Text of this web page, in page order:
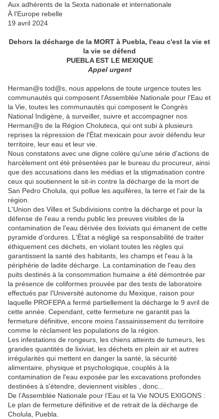
Aux adhérents de la Sexta nationale et internationale
À l'Europe rebelle
19 avril 2024
Dehors la décharge de la MORT à Puebla, l'eau c'est la vie et
la vie se défend
PUEBLA EST LE MEXIQUE
Appel urgent
Herman@s tod@s, nous appelons de toute urgence toutes les
communautés qui composent l'Assemblée Nationale pour l'Eau et
la Vie, toutes les communautés qui composent le Congrès
National Indigène, à surveiller, suivre et accompagner nos
Herman@s de la Région Choluteca, qui ont subi à plusieurs
reprises la répression de l'État mexicain pour avoir défendu leur
territoire, leur eau et leur vie.
Nous constatons avec une digne colère qu'une série d'actions de
harcèlement ont été présentées par le bureau du procureur, ainsi
que des accusations dans les médias et la stigmatisation contre
ceux qui soutiennent le sit-in contre la décharge de la mort de
San Pedro Cholula, qui pollue les aquifères, la terre et l'air de la
région.
L'Union des Villes et Subdivisions contre la décharge et pour la
défense de l'eau a rendu public les preuves visibles de la
contamination de l'eau dérivée des lixiviats qui émanent de cette
pyramide d'ordures. L'État a négligé sa responsabilité de traiter
éthiquement ces déchets, en violant toutes les règles qui
garantissent la santé des habitants, les champs et l'eau à la
périphérie de ladite décharge. La contamination de l'eau des
puits destinés à la consommation humaine a été démontrée par
la présence de coliformes prouvée par des tests de laboratoire
effectués par l'Université autonome du Mexique, raison pour
laquelle PROFEPA a fermé partiellement la décharge le 9 avril de
cette année. Cependant, cette fermeture ne garantit pas la
fermeture définitive, encore moins l'assainissement du territoire
comme le réclament les populations de la région.
Les infestations de rongeurs, les chiens atteints de tumeurs, les
grandes quantités de lixiviat, les déchets en plein air et autres
irrégularités qui mettent en danger la santé, la sécurité
alimentaire, physique et psychologique, couplés à la
contamination de l'eau exposée par les excavations profondes
destinées à s'étendre, deviennent visibles , donc...
De l’Assemblée Nationale pour l’Eau et la Vie NOUS EXIGONS :
Le plan de fermeture définitive et de retrait de la décharge de
Cholula, Puebla.